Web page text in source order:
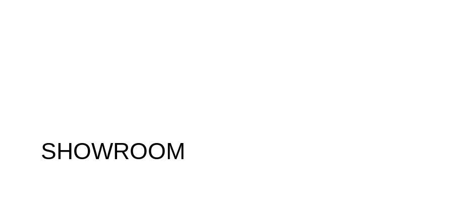
SHOWROOM